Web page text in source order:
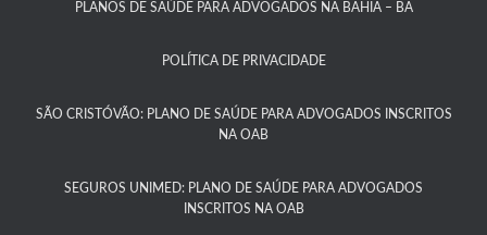
PLANOS DE SAÚDE PARA ADVOGADOS NA BAHIA – BA​
POLÍTICA DE PRIVACIDADE
SÃO CRISTÓVÃO: PLANO DE SAÚDE PARA ADVOGADOS INSCRITOS
NA OAB
SEGUROS UNIMED: PLANO DE SAÚDE PARA ADVOGADOS
INSCRITOS NA OAB